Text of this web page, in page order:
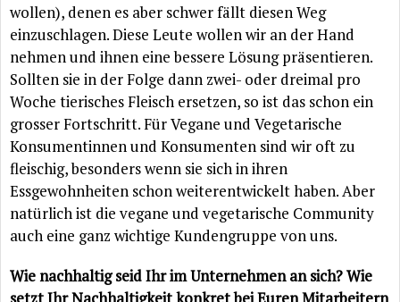
wollen), denen es aber schwer fällt diesen Weg
einzuschlagen. Diese Leute wollen wir an der Hand
nehmen und ihnen eine bessere Lösung präsentieren.
Sollten sie in der Folge dann zwei- oder dreimal pro
Woche tierisches Fleisch ersetzen, so ist das schon ein
grosser Fortschritt. Für Vegane und Vegetarische
Konsumentinnen und Konsumenten sind wir oft zu
fleischig, besonders wenn sie sich in ihren
Essgewohnheiten schon weiterentwickelt haben. Aber
natürlich ist die vegane und vegetarische Community
auch eine ganz wichtige Kundengruppe von uns.
Wie nachhaltig seid Ihr im Unternehmen an sich? Wie